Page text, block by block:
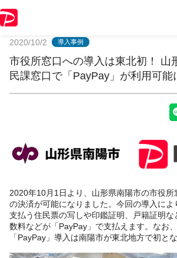
2020/10/2 導入事例
市役所窓口への導入は東北初！ 山
民課窓口で「PayPay」が利用可能
2020年10月1日より、山形県南陽市の市役
の決済が可能になりました。今回の導入に
支払う住民票の写しや印鑑証明、戸籍証明
数料などが「PayPay」で支払えます。なお
「PayPay」導入は南陽市が東北地方で初とな